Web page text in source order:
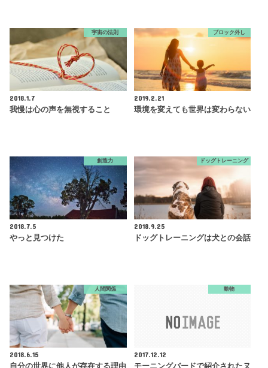
宇宙の法則
2018.1.7
我慢は心の声を無視すること
ブロック外し
2019.2.21
環境を変えても世界は変わらない
創造力
2018.7.5
やっと見つけた
ドッグトレーニング
2018.9.25
ドッグトレーニングは犬との会話
人間関係
2018.6.15
自分の世界に他人が存在する理由
動物
2017.12.12
モーニングバードで紹介されたヌ